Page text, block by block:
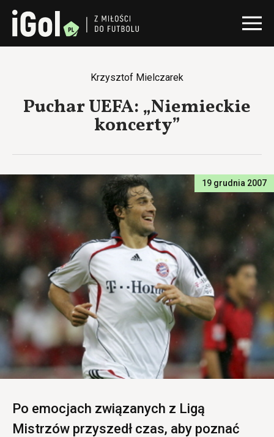
Krzysztof Mielczarek
Puchar UEFA: „Niemieckie
koncerty”
19 grudnia 2007
Po emocjach związanych z Ligą
Mistrzów przyszedł czas, aby poznać